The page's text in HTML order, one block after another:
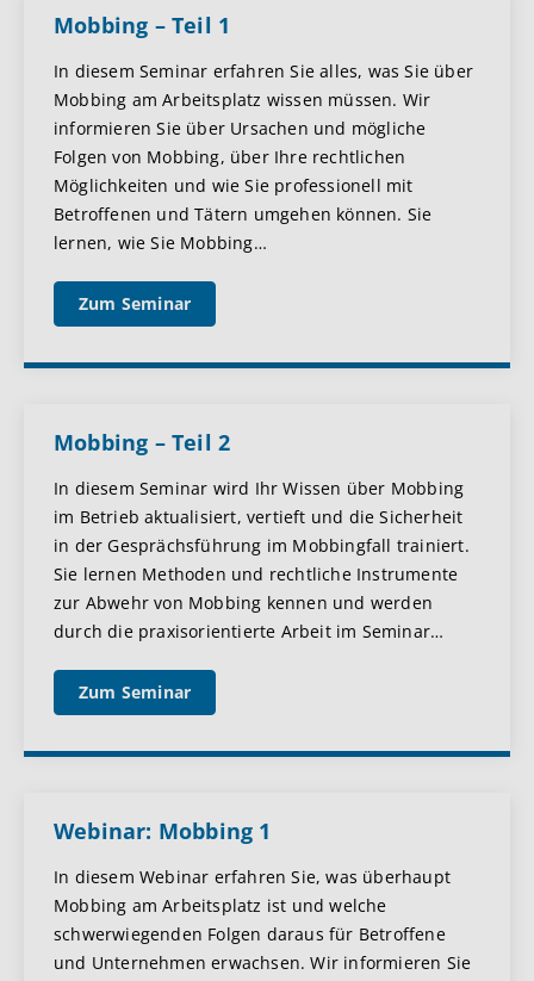
Mobbing – Teil 1
In diesem Seminar erfahren Sie alles, was Sie über
Mobbing am Arbeitsplatz wissen müssen. Wir
informieren Sie über Ursachen und mögliche
Folgen von Mobbing, über Ihre rechtlichen
Möglichkeiten und wie Sie professionell mit
Betroffenen und Tätern umgehen können. Sie
lernen, wie Sie Mobbing…
Zum Seminar
Mobbing – Teil 2
In diesem Seminar wird Ihr Wissen über Mobbing
im Betrieb aktualisiert, vertieft und die Sicherheit
in der Gesprächsführung im Mobbingfall trainiert.
Sie lernen Methoden und rechtliche Instrumente
zur Abwehr von Mobbing kennen und werden
durch die praxisorientierte Arbeit im Seminar…
Zum Seminar
Webinar: Mobbing 1
In diesem Webinar erfahren Sie, was überhaupt
Mobbing am Arbeitsplatz ist und welche
schwerwiegenden Folgen daraus für Betroffene
und Unternehmen erwachsen. Wir informieren Sie